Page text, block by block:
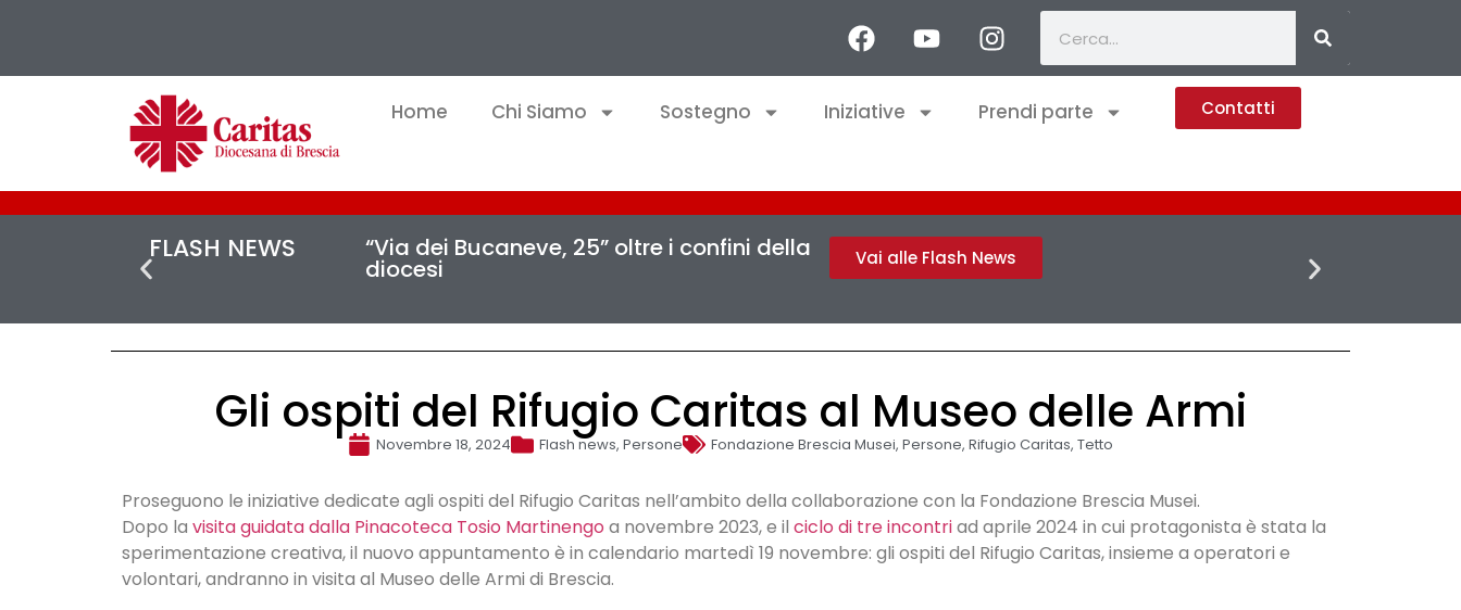
Home Chi Siamo Sostegno Iniziative Prendi parte Contatti
FLASH NEWS “Via dei Bucaneve, 25” oltre i confini della
diocesi Vai alle Flash News
Gli ospiti del Rifugio Caritas al Museo delle Armi
Novembre 18, 2024 Flash news, Persone Fondazione Brescia Musei, Persone, Rifugio Caritas, Tetto
Proseguono le iniziative dedicate agli ospiti del Rifugio Caritas nell’ambito della collaborazione con la Fondazione Brescia Musei.
Dopo la visita guidata dalla Pinacoteca Tosio Martinengo a novembre 2023, e il ciclo di tre incontriad aprile 2024 in cui protagonista è stata la
sperimentazione creativa, il nuovo appuntamento è in calendario martedì 19 novembre: gli ospiti del Rifugio Caritas, insieme a operatori e
volontari, andranno in visita al Museo delle Armi di Brescia.